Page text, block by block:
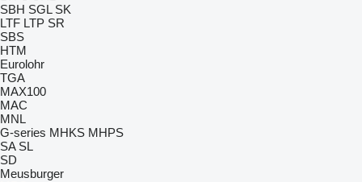
SBH SGL SK
LTF LTP SR
SBS
HTM
Eurolohr
TGA
MAX100
MAC
MNL
G-series MHKS MHPS
SA SL
SD
Meusburger